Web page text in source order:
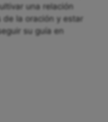
una relación
de la oración y estar
su guía en